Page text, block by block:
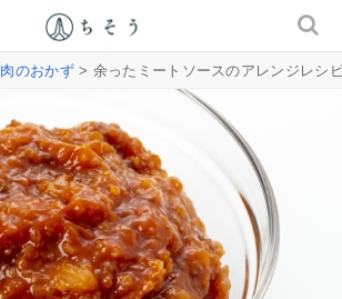
肉のおかず> 余ったミートソースのアレンジレシ